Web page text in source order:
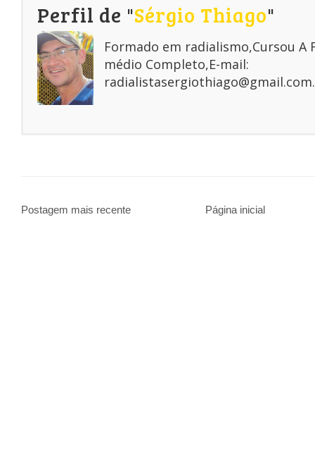
Perfil de "Sérgio Thiago"
Formado em radialismo,Cursou A
médio Completo,E-mail:
radialistasergiothiago@gmail.com.
Postagem mais recente Página inicial